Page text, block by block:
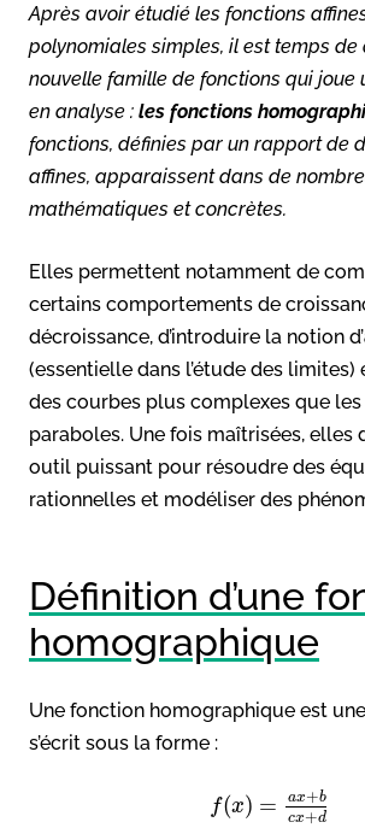
Après avoir étudié les fonctions
polynomiales simples, il est temps de
nouvelle famille de fonctions qui joue
en analyse : les fonctions
fonctions, définies par un rapport de
affines, apparaissent dans de
mathématiques et concrètes.
Elles permettent notamment de
certains comportements de
décroissance, d’introduire la notion d’
(essentielle dans l’étude des limites)
des courbes plus complexes que
paraboles. Une fois maîtrisées, elles
outil puissant pour résoudre des
rationnelles et modéliser des
Définition d’une
homographique
Une fonction homographique est
s’écrit sous la forme :
f(x) = ax+b
cx+d